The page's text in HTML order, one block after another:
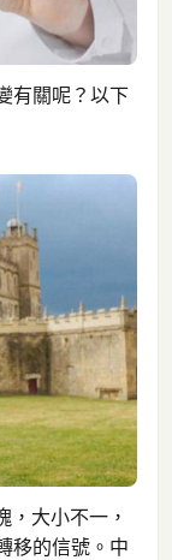
有關呢？以下
，大小不一，
移的信號。中